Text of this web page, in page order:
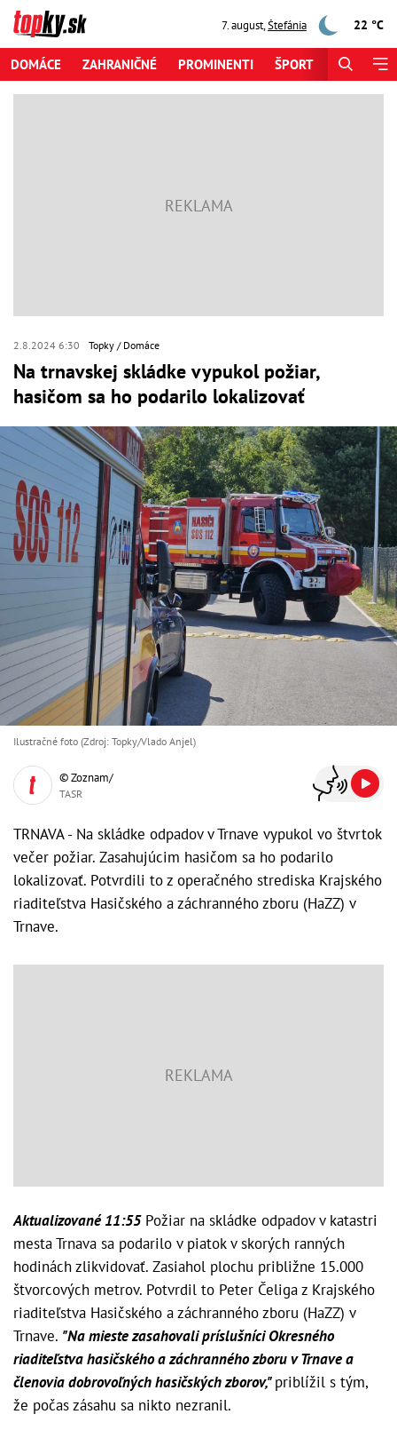
7. august,Štefánia 22 °C
DOMÁCE ZAHRANIČNÉ PROMINENTI ŠPORT
2.8.2024 6:30 Topky Domáce
Na trnavskej skládke vypukol požiar,
hasičom sa ho podarilo lokalizovať
Ilustračné foto (Zdroj: Topky/Vlado Anjel)
© Zoznam/
TASR
TRNAVA - Na skládke odpadov v Trnave vypukol vo štvrtok
večer požiar. Zasahujúcim hasičom sa ho podarilo
lokalizovať. Potvrdili to z operačného strediska Krajského
riaditeľstva Hasičského a záchranného zboru (HaZZ) v
Trnave.
Aktualizované 11:55Požiar na skládke odpadov v katastri
mesta Trnava sa podarilo v piatok v skorých ranných
hodinách zlikvidovať. Zasiahol plochu približne 15.000
štvorcových metrov. Potvrdil to Peter Čeliga z Krajského
riaditeľstva Hasičského a záchranného zboru (HaZZ) v
Trnave. "Na mieste zasahovali príslušníci Okresného
riaditeľstva hasičského a záchranného zboru v Trnave a
členovia dobrovoľných hasičských zborov,"priblížil s tým,
že počas zásahu sa nikto nezranil.